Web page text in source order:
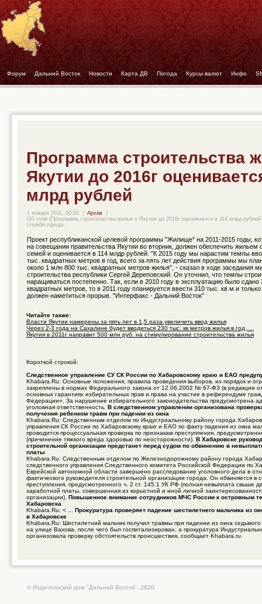
Форум - - Дальний Восток - - Новости - - Карта ДВ - - Погода - - Курсы валют - - Инфо - -
Программа строительства
Якутии до 2016г
млрд рублей
1 января 2011, 00:00 Архив
Об этом (Программа строительства жилья в Якутии до 2016г оценивается в 114 млрд
службе города.
Проект республиканской целевой программы "Жилище" на 2011-2015 годы,
на совещании правительства Якутии во вторник, должен обеспечить жильем
семей и оценивается в 114 млдр рублей. "К 2015 году мы нарастим темпы
тыс. квадратных метров в год, всего за пять лет действия программы мы
около 1 млн 800 тыс. квадратных метров жилья", - сказал в ходе заседания
строительства республики Сергей Дереповский. Он уточнил, что темпы
наращиваться постепенно. Так, если в 2010 году в эксплуатацию было сдано
квадратных метров, то в 2011 году планируется ввести 310 тыс. кв м и только
должен наметиться прорыв. "Интерфакс - Дальний Восток"
Читайте также:
Власти Якутии намерены за пять лет в 1,5 раза увеличить ввод жилья
Через 2-3 года на Сахалине будет вводиться 230 тыс. кв метров жилья в год, ...
Якутия в 2011г направит 500 млн руб. на стимулирование строительства жилья
Короткой строкой:
Следственное управление СУ СК России по Хабаровскому краю и ЕАО
Khabara.Ru: Основные положения, правила проведения выборов, их порядок и
закреплены в нормах Федерального закона от 12.06.2002 № 67-ФЗ (в редакции
основных гарантиях избирательных прав и права на участие в референдуме
Федерации». За нарушение избирательного законодательства предусмотрена
уголовная ответственность. В следственном управлении организована
получения ребенком травм при падении из окна
Khabara.Ru: Следственным отделом по Индустриальному району города
управления СК России по Хабаровскому краю и ЕАО по факту падения из окна
проводится процессуальная проверка по признакам преступления,
(причинение тяжкого вреда здоровью по неосторожности). В Хабаровске
строительной организации предстанет перед судом по обвинению в
платы
Khabara.Ru: Следственным отделом по Железнодорожному району города
следственного управления Следственного комитета Российской Федерации по
Еврейской автономной области завершено расследование уголовного дела в
фактического руководителя строительной организации города. Он обвиняется в
преступления, предусмотренного ч. 2 ст. 145.1 УК РФ (полная невыплата свыше
заработной платы, совершенная из корыстной и иной личной
организации). Повышенное внимание сотрудников МЧС России к островным
Хабаровска
Khabara.Ru: < ... Прокуратура проверяет падение шестилетнего мальчика из
в Хабаровске
Khabara.Ru: Шестилетний мальчик получил травмы при падении из окна
на улице Вахова, после чего был госпитализирован, а прокуратура
организовала проверку обстоятельств происшествия, сообщает Khabara.ru.
© Издательский дом "Дальний Восток", 2020